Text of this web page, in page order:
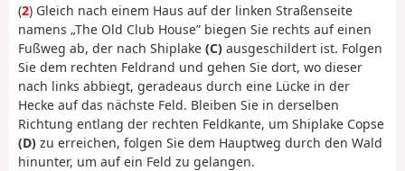
(2) Gleich nach einem Haus auf der linken Straßenseite
namens „The Old Club House” biegen Sie rechts auf einen
Fußweg ab, der nach Shiplake (C) ausgeschildert ist. Folgen
Sie dem rechten Feldrand und gehen Sie dort, wo dieser
nach links abbiegt, geradeaus durch eine Lücke in der
Hecke auf das nächste Feld. Bleiben Sie in derselben
Richtung entlang der rechten Feldkante, um Shiplake Copse
(D) zu erreichen, folgen Sie dem Hauptweg durch den Wald
hinunter, um auf ein Feld zu gelangen.